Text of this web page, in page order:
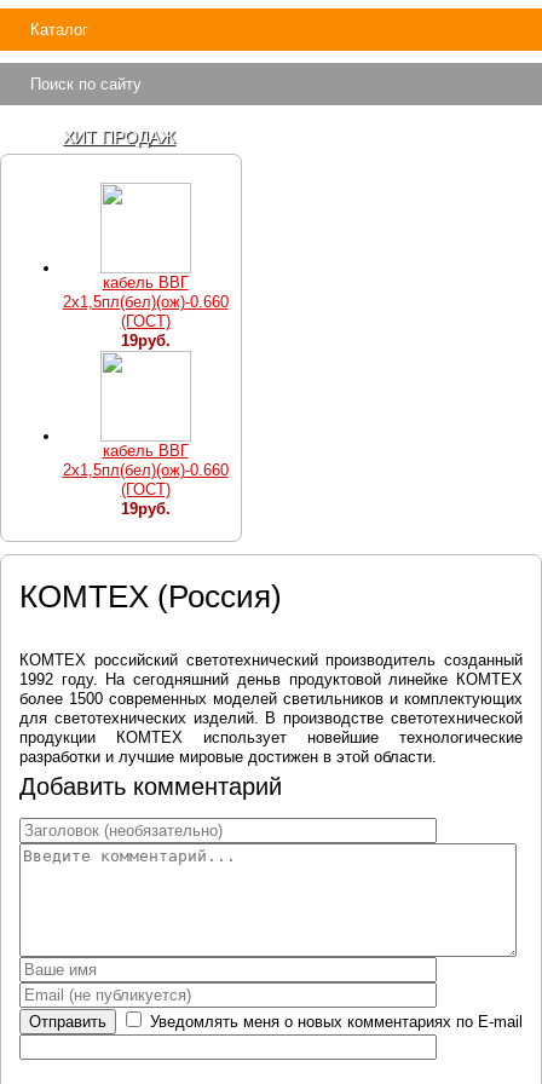
Каталог
Поиск по сайту
ХИТ ПРОДАЖ
кабель ВВГ
2х1,5пл(бел)(ож)-0.660
(ГОСТ)
19руб.
кабель ВВГ
2х1,5пл(бел)(ож)-0.660
(ГОСТ)
19руб.
КОМТЕХ (Россия)
КОМТЕХ российский светотехнический производитель созданный
1992 году. На сегодняшний деньв продуктовой линейке КОМТЕХ
более 1500 современных моделей светильников и комплектующих
для светотехнических изделий. В производстве светотехнической
продукции КОМТЕХ использует новейшие технологические
разработки и лучшие мировые достижен в этой области.
Добавить комментарий
Отправить Уведомлять меня о новых комментариях по E-mail